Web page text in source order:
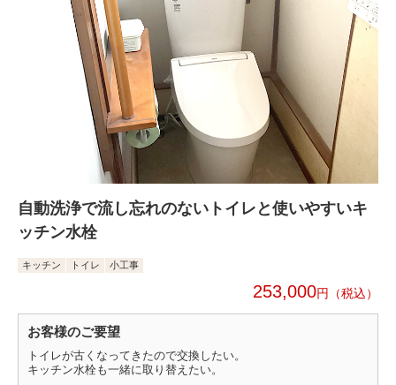
自動洗浄で流し忘れのないトイレと使いやすいキ
ッチン水栓
キッチン トイレ 小工事
253,000円
お客様のご要望
トイレが古くなってきたので交換したい。
キッチン水栓も一緒に取り替えたい。